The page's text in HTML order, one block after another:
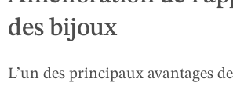
des bijoux
L’un des principaux avantages